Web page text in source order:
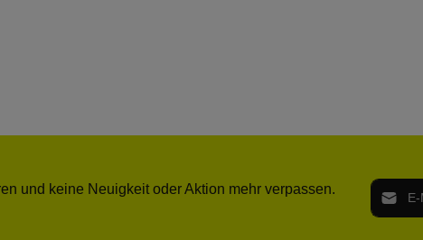
und keine Neuigkeit oder Aktion mehr verpassen. E-Mail-